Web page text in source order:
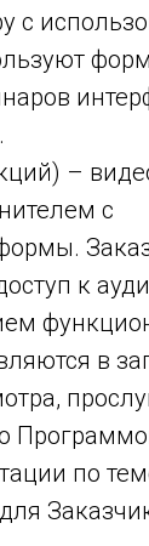
с
–
с
к
в
по